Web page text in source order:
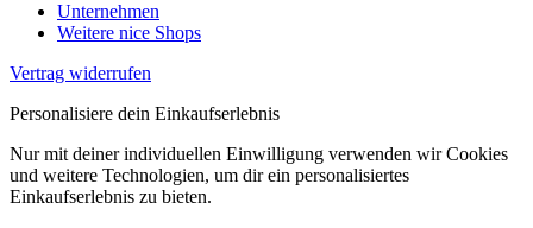
Unternehmen
Weitere nice Shops
Vertrag widerrufen
Personalisiere dein Einkaufserlebnis
Nur mit deiner individuellen Einwilligung verwenden wir Cookies
und weitere Technologien, um dir ein personalisiertes
Einkaufserlebnis zu bieten.